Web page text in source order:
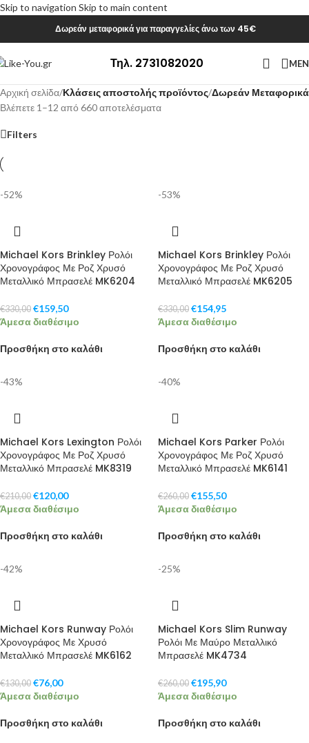
Skip to navigation Skip to main content
Δωρεάν μεταφορικά για παραγγελίες άνω των 45€
Τηλ. 2731082020
Αρχική σελίδα/Κλάσεις αποστολής προϊόντος/Δωρεάν Μεταφορικά
Βλέπετε 1–12 από 660 αποτελέσματα
Filters
-52%
Michael Kors Brinkley Ρολόι
Χρονογράφος Με Ροζ Χρυσό
Μεταλλικό Μπρασελέ MK6204
€330,00 €159,50
Άμεσα διαθέσιμο
Προσθήκη στο καλάθι
-53%
Michael Kors Brinkley Ρολόι
Χρονογράφος Με Ροζ Χρυσό
Μεταλλικό Μπρασελέ MK6205
€330,00 €154,95
Άμεσα διαθέσιμο
Προσθήκη στο καλάθι
-43%
Michael Kors Lexington Ρολόι
Χρονογράφος Με Ροζ Χρυσό
Μεταλλικό Μπρασελέ MK8319
€210,00 €120,00
Άμεσα διαθέσιμο
Προσθήκη στο καλάθι
-40%
Michael Kors Parker Ρολόι
Χρονογράφος Με Ροζ Χρυσό
Μεταλλικό Μπρασελέ MK6141
€260,00 €155,50
Άμεσα διαθέσιμο
Προσθήκη στο καλάθι
-42%
Michael Kors Runway Ρολόι
Χρονογράφος Με Χρυσό
Μεταλλικό Μπρασελέ MK6162
€130,00 €76,00
Άμεσα διαθέσιμο
Προσθήκη στο καλάθι
-25%
Michael Kors Slim Runway
Ρολόι Με Μαύρο Μεταλλικό
Μπρασελέ MK4734
€260,00 €195,90
Άμεσα διαθέσιμο
Προσθήκη στο καλάθι